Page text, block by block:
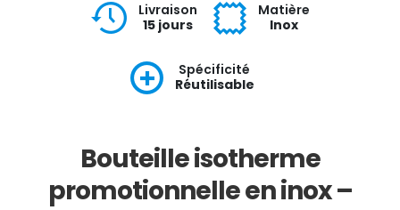
Livraison
15 jours
Matière
Inox
Spécificité
Réutilisable
Bouteille isotherme
promotionnelle en inox –